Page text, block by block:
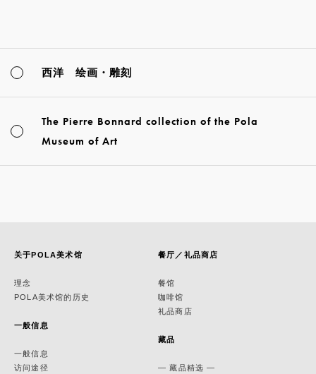
西洋 绘画・雕刻
The Pierre Bonnard collection of the Pola
Museum of Art
关于POLA美术馆
理念
POLA美术馆的历史
一般信息
一般信息
访问途径
餐厅／礼品商店
餐馆
咖啡馆
礼品商店
藏品
— 藏品精选 —